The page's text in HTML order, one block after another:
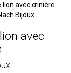
avec